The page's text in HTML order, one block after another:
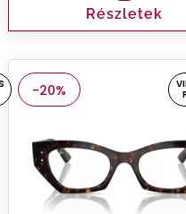
Részletek
-20%